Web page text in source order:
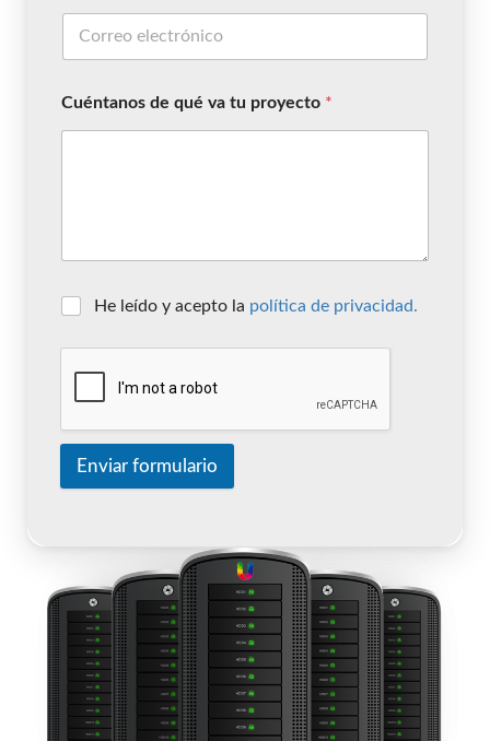
Cuéntanos de qué va tu proyecto *
He leído y acepto la política de privacidad.
Enviar formulario